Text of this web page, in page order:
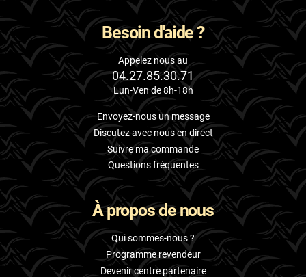
Rover
Saab
Santana
Saturn
Scania
Scion
Seat
Skoda
Smart
Ssangyong
Besoin d'aide ?
Appelez nous au
04.27.85.30.71
Lun-Ven de 8h-18h
Envoyez-nous un message
Discutez avec nous en direct
Suivre ma commande
Questions fréquentes
À propos de nous
Qui sommes-nous ?
Programme revendeur
Devenir centre partenaire